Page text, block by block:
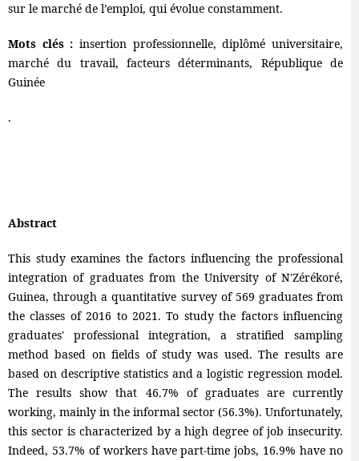
sur le marché de l’emploi, qui évolue constamment.
Mots clés : insertion professionnelle, diplômé universitaire,
marché du travail, facteurs déterminants, République de
Guinée
.
Abstract
This study examines the factors influencing the professional
integration of graduates from the University of N'Zérékoré,
Guinea, through a quantitative survey of 569 graduates from
the classes of 2016 to 2021. To study the factors influencing
graduates' professional integration, a stratiﬁed sampling
method based on fields of study was used. The results are
based on descriptive statistics and a logistic regression model.
The results show that 46.7% of graduates are currently
working, mainly in the informal sector (56.3%). Unfortunately,
this sector is characterized by a high degree of job insecurity.
Indeed, 53.7% of workers have part-time jobs, 16.9% have no